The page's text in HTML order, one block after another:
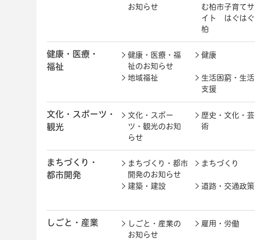
お知らせ
む柏市子育てサ
イト はぐはぐ
柏
健康・医療・
福祉
健康・医療・福
祉のお知らせ
健康
地域福祉
生活困窮・生活
支援
文化・スポーツ・
観光
文化・スポー
ツ・観光のお知
らせ
歴史・文化・芸
術
まちづくり・
都市開発
まちづくり・都市
開発のお知らせ
まちづくり
建築・建設 道路・交通政策
しごと・産業
しごと・産業の
お知らせ
雇用・労働